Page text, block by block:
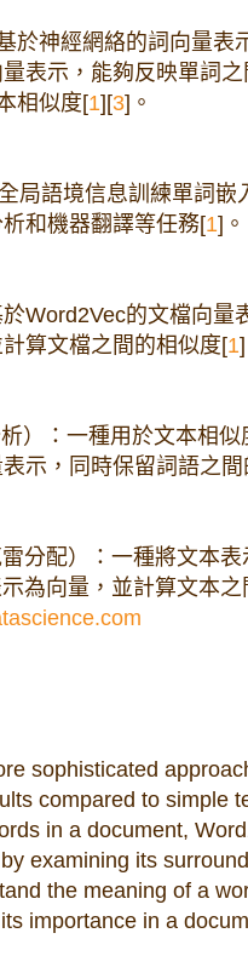
於神經網絡的詞向量表
表示，能夠反映單詞
相似度[1][3]。
局語境信息訓練單詞
和機器翻譯等任務[1]。
Word2Vec的文檔向量
算文檔之間的相似度[1
）：一種用於文本相
示，同時保留詞語之
分配）：一種將文本
為向量，並計算文本
sophisticated
compared to simple
in a document,
examining its
the meaning of a
importance in a